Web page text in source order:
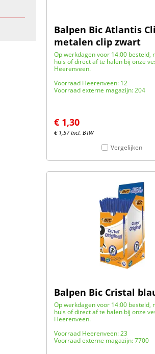
Balpen Bic Atlantis
metalen clip zwart
Op werkdagen voor 14:00 besteld,
huis of direct af te halen bij onze
Heerenveen.
Voorraad Heerenveen: 12
Voorraad externe magazijn: 204
€ 1,30
€ 1,57 Incl. BTW
Vergelijken
Balpen Bic Cristal
Op werkdagen voor 14:00 besteld,
huis of direct af te halen bij onze
Heerenveen.
Voorraad Heerenveen: 23
Voorraad externe magazijn: 7700